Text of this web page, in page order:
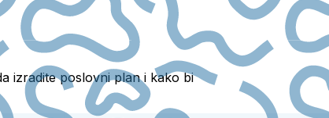
izradite poslovni plan i kako bi